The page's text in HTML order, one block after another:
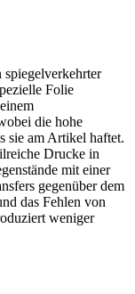
Folie
die hohe
sie am Artikel haftet.
Drucke in
mit einer
gegenüber dem
das Fehlen von
weniger